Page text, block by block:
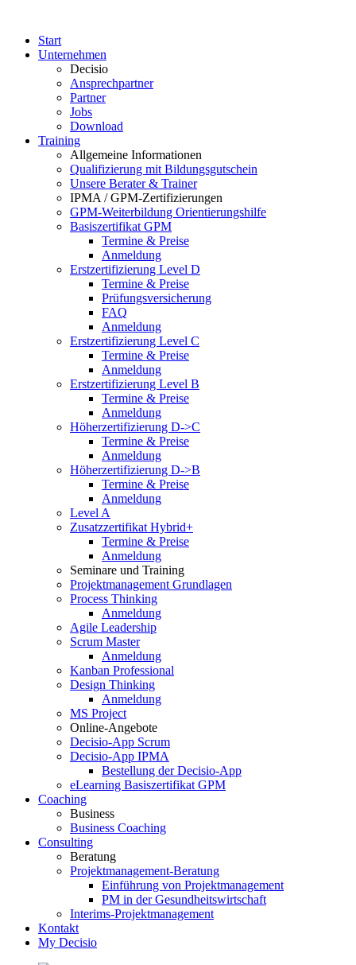
Start
Unternehmen
Decisio
Ansprechpartner
Partner
Jobs
Download
Training
Allgemeine Informationen
Qualifizierung mit Bildungsgutschein
Unsere Berater & Trainer
IPMA / GPM-Zertifizierungen
GPM-Weiterbildung Orientierungshilfe
Basiszertifikat GPM
Termine & Preise
Anmeldung
Erstzertifizierung Level D
Termine & Preise
Prüfungsversicherung
FAQ
Anmeldung
Erstzertifizierung Level C
Termine & Preise
Anmeldung
Erstzertifizierung Level B
Termine & Preise
Anmeldung
Höherzertifizierung D->C
Termine & Preise
Anmeldung
Höherzertifizierung D->B
Termine & Preise
Anmeldung
Level A
Zusatzzertifikat Hybrid+
Termine & Preise
Anmeldung
Seminare und Training
Projektmanagement Grundlagen
Process Thinking
Anmeldung
Agile Leadership
Scrum Master
Anmeldung
Kanban Professional
Design Thinking
Anmeldung
MS Project
Online-Angebote
Decisio-App Scrum
Decisio-App IPMA
Bestellung der Decisio-App
eLearning Basiszertifikat GPM
Coaching
Business
Business Coaching
Consulting
Beratung
Projektmanagement-Beratung
Einführung von Projektmanagement
PM in der Gesundheitswirtschaft
Interims-Projektmanagement
Kontakt
My Decisio